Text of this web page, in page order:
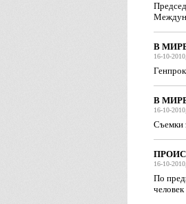
В
16-10-
В
16-10-
Съемки
16-10-
По